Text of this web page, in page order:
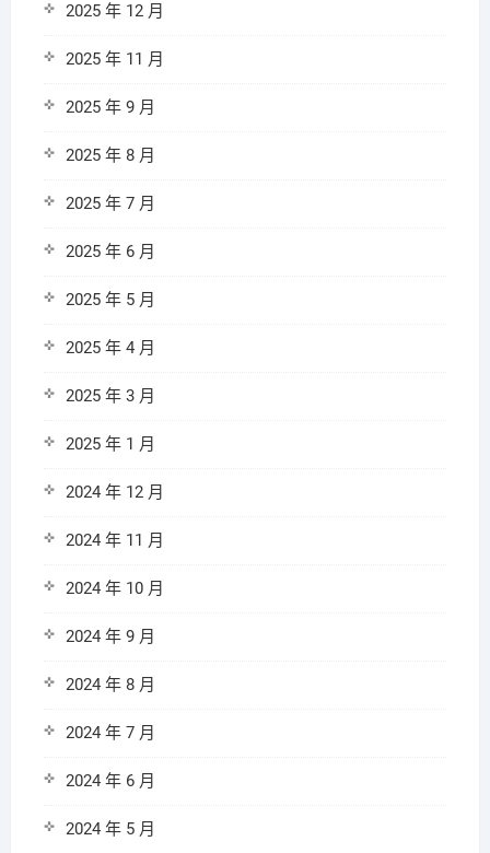
2025 年 12 月
2025 年 11 月
2025 年 9 月
2025 年 8 月
2025 年 7 月
2025 年 6 月
2025 年 5 月
2025 年 4 月
2025 年 3 月
2025 年 1 月
2024 年 12 月
2024 年 11 月
2024 年 10 月
2024 年 9 月
2024 年 8 月
2024 年 7 月
2024 年 6 月
2024 年 5 月